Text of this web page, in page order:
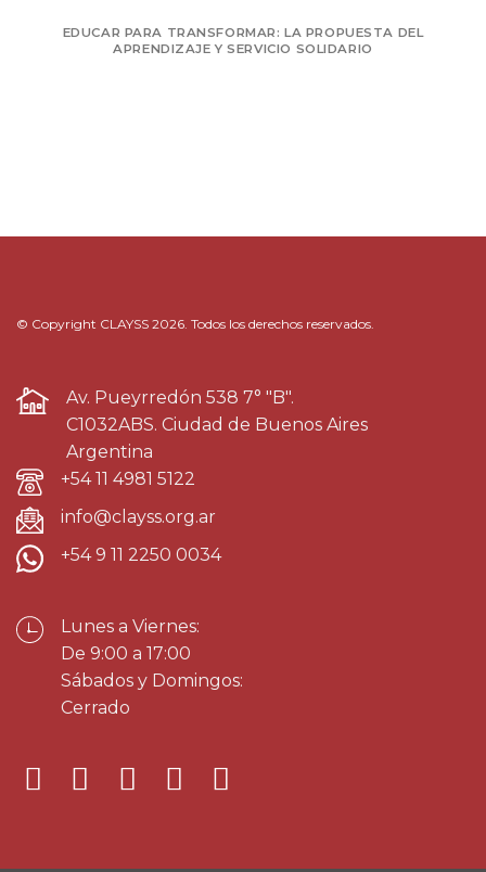
EDUCAR PARA TRANSFORMAR: LA PROPUESTA DEL
APRENDIZAJE Y SERVICIO SOLIDARIO
© Copyright CLAYSS 2026. Todos los derechos reservados.
Av. Pueyrredón 538 7° "B".
C1032ABS. Ciudad de Buenos Aires
Argentina
+54 11 4981 5122
info@clayss.org.ar
+54 9 11 2250 0034
Lunes a Viernes:
De 9:00 a 17:00
Sábados y Domingos:
Cerrado